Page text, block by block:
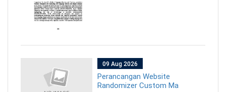
09 Aug 2026
Perancangan Website
Randomizer Custom Ma